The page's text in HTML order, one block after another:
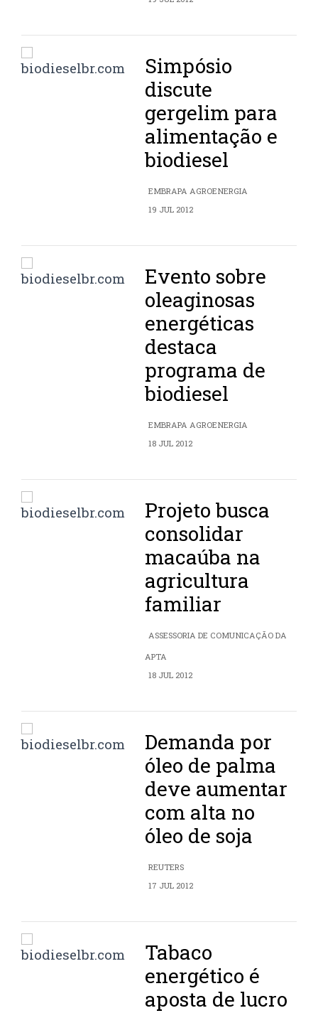
Simpósio
discute
gergelim para
alimentação e
biodiesel
EMBRAPA AGROENERGIA
19 JUL 2012
Evento sobre
oleaginosas
energéticas
destaca
programa de
biodiesel
EMBRAPA AGROENERGIA
18 JUL 2012
Projeto busca
consolidar
macaúba na
agricultura
familiar
ASSESSORIA DE COMUNICAÇÃO DA
APTA
18 JUL 2012
Demanda por
óleo de palma
deve aumentar
com alta no
óleo de soja
REUTERS
17 JUL 2012
Tabaco
energético é
aposta de lucro